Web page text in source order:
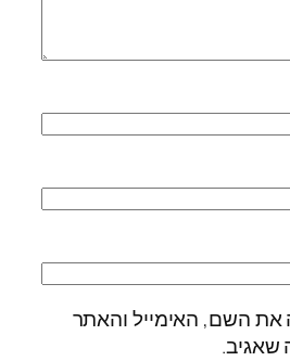
את השם, האימייל והאתר
שאגיב.